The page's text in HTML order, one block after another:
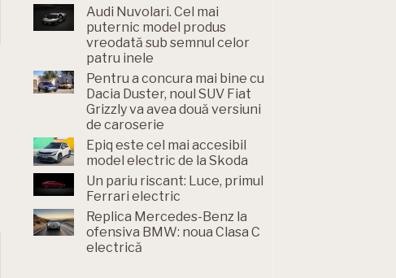
Audi Nuvolari. Cel mai
puternic model produs
vreodată sub semnul celor
patru inele
Pentru a concura mai bine cu
Dacia Duster, noul SUV Fiat
Grizzly va avea două versiuni
de caroserie
Epiq este cel mai accesibil
model electric de la Skoda
Un pariu riscant: Luce, primul
Ferrari electric
Replica Mercedes-Benz la
ofensiva BMW: noua Clasa C
electrică